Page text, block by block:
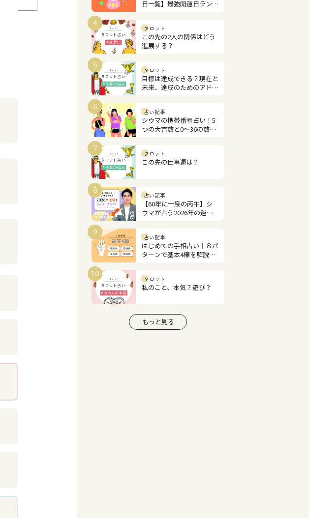
日一覧】最強開運日ランキ
4
タロット
この先の2人の関係はどう
進展する？
5
タロット
目標は達成できる？現在と
未来、達成のためのアドバ
6
占い記事
シウマの携帯番号占い！5
つの大吉数と0～36の数字
7
タロット
この先の仕事運は？
8
占い記事
【60年に一度の丙午】シ
ウマが占う2026年の運勢
9
占い記事
はじめての手相占い｜８パ
ターンで基本4線を解説！
10
タロット
私のこと、本気？遊び？
もっと見る